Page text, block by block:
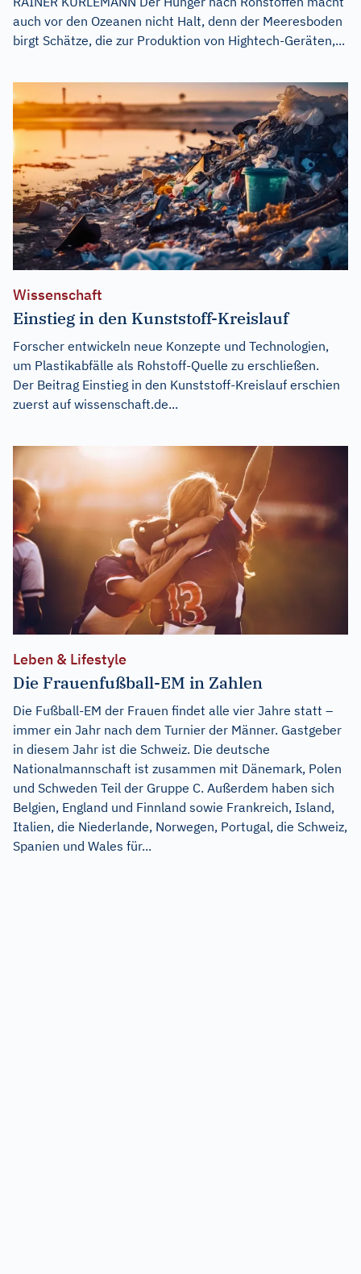
auch vor den Ozeanen nicht Halt, denn der Meeresboden
birgt Schätze, die zur Produktion von Hightech-Geräten,...
Wissenschaft
Einstieg in den Kunststoff-Kreislauf
Forscher entwickeln neue Konzepte und Technologien,
um Plastikabfälle als Rohstoff-Quelle zu erschließen.
Der Beitrag Einstieg in den Kunststoff-Kreislauf erschien
zuerst auf wissenschaft.de...
Leben & Lifestyle
Die Frauenfußball-EM in Zahlen
Die Fußball-EM der Frauen findet alle vier Jahre statt –
immer ein Jahr nach dem Turnier der Männer. Gastgeber
in diesem Jahr ist die Schweiz. Die deutsche
Nationalmannschaft ist zusammen mit Dänemark, Polen
und Schweden Teil der Gruppe C. Außerdem haben sich
Belgien, England und Finnland sowie Frankreich, Island,
Italien, die Niederlande, Norwegen, Portugal, die Schweiz,
Spanien und Wales für...